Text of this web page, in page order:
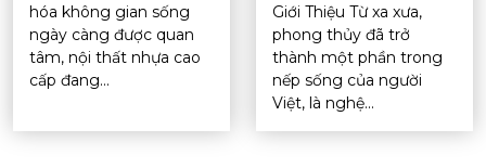
hóa không gian sống
ngày càng được quan
tâm, nội thất nhựa cao
cấp đang...
Giới Thiệu Từ xa xưa,
phong thủy đã trở
thành một phần trong
nếp sống của người
Việt, là nghệ...